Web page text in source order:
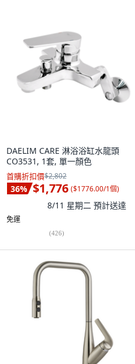
DAELIM CARE 淋浴浴缸水龍頭
CO3531, 1套, 單一顏色
首購折扣價$2,802
36% $1,776 ($1776.00/1個)
8/11 星期二 預計送達
免運
(426)